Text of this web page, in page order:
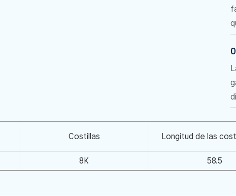
Costillas Longitud de las
8K 58.5